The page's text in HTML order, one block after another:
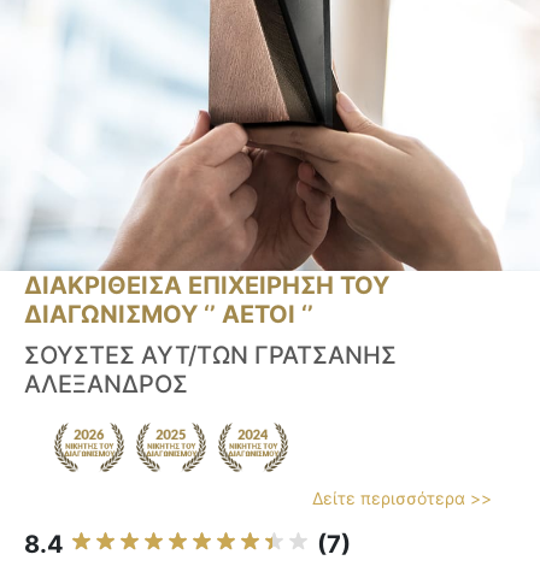
ΔΙΑΚΡΙΘΕΙΣΑ ΕΠΙΧΕΙΡΗΣΗ ΤΟΥ
ΔΙΑΓΩΝΙΣΜΟΥ ‘’ ΑΕΤΟΙ ‘’
ΣΟΥΣΤΕΣ ΑΥΤ/ΤΩΝ ΓΡΑΤΣΑΝΗΣ
ΑΛΕΞΑΝΔΡΟΣ
Δείτε περισσότερα >>
8.4 (7)